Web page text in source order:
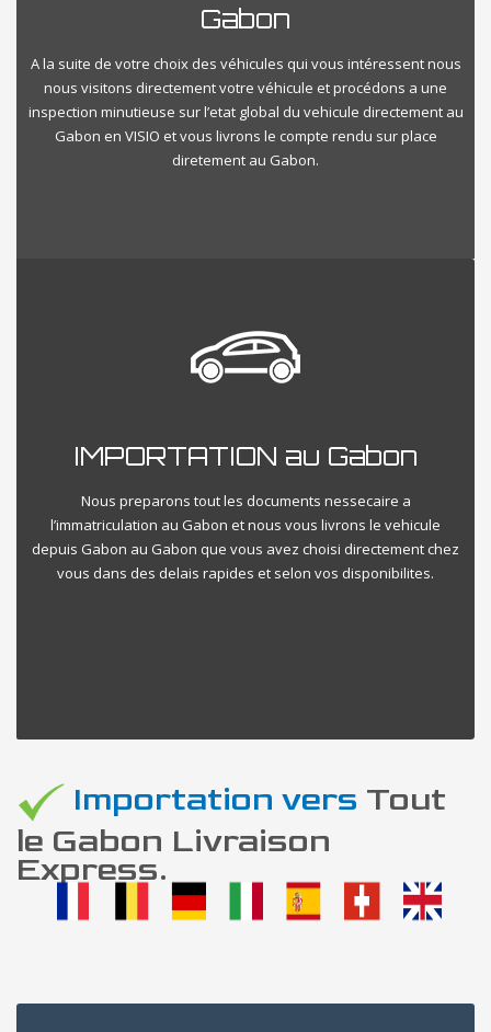
Gabon
A la suite de votre choix des véhicules qui vous intéressent nous
nous visitons directement votre véhicule et procédons a une
inspection minutieuse sur l’etat global du vehicule directement au
Gabon en VISIO et vous livrons le compte rendu sur place
diretement au Gabon.
IMPORTATION au Gabon
Nous preparons tout les documents nessecaire a
l’immatriculation au Gabon et nous vous livrons le vehicule
depuis Gabon au Gabon que vous avez choisi directement chez
vous dans des delais rapides et selon vos disponibilites.
Importation vers Tout
le Gabon Livraison
Express.